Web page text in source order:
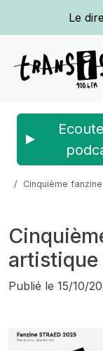
Le
Cinquième
artistique
Publié le 15/10/